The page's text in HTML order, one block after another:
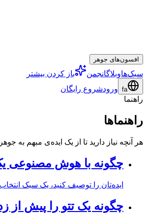
افسون‌های جوهر
سبک‌هاوبلاگانجمن باز کردن بیشتر
fa ورودشروع رایگان
راهنما
راهنماها
هر آنچه نیاز دارید تا از یک ایده‌ی مبهم
چگونه با هوش مصنوعی
ایده‌تان را توصیف کنید، یک سبک
چگونه یک تتو را پیش از